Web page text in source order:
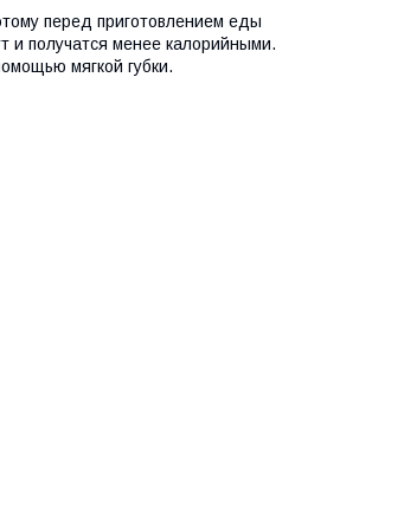
перед приготовлением еды
и получатся менее калорийными.
мягкой губки.